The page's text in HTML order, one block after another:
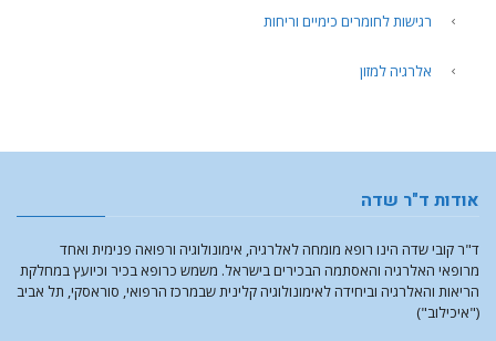
רגישות לחומרים כימיים וריחות
אלרגיה למזון
אודות ד"ר שדה
ד"ר קובי שדה הינו רופא מומחה לאלרגיה, אימונולוגיה ורפואה פנימית ואחד
מרופאי האלרגיה והאסתמה הבכירים בישראל. משמש כרופא בכיר וכיועץ במחלקת
הריאות והאלרגיה וביחידה לאימונולוגיה קלינית שבמרכז הרפואי, סוראסקי, תל אביב
("איכילוב")